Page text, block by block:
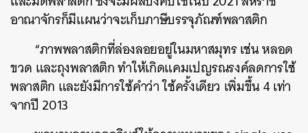
อาณาจักรก็มีแผนว่าจะเก็บภาษีบรรจุภัณฑ์พลาสติก
“ภาพพลาสติกที่ล่องลอยอยู่ในมหาสมุทร เช่น หลอด
ขวด และถุงพลาสติก ทำให้เกิดแคมเปญรณรงค์ลดการใช้
พลาสติก และยังมีการใช้คำว่า ใช้ครั้งเดียว เพิ่มขึ้น 4 เท่า
จากปี 2013